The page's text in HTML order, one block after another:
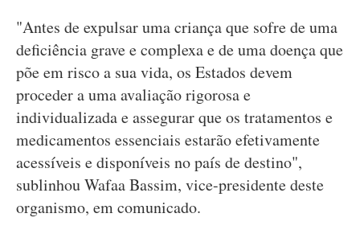
"Antes de expulsar uma criança que sofre de uma
deficiência grave e complexa e de uma doença que
põe em risco a sua vida, os Estados devem
proceder a uma avaliação rigorosa e
individualizada e assegurar que os tratamentos e
medicamentos essenciais estarão efetivamente
acessíveis e disponíveis no país de destino",
sublinhou Wafaa Bassim, vice-presidente deste
organismo, em comunicado.